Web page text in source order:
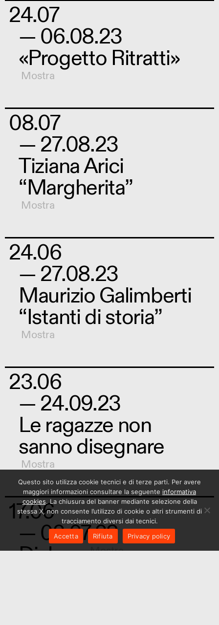
24.07
— 06.08.23
«Progetto Ritratti»
Mostra
08.07
— 27.08.23
Tiziana Arici
“Margherita”
Mostra
24.06
— 27.08.23
Maurizio Galimberti
“Istanti di storia”
Mostra
23.06
— 24.09.23
Le ragazze non
sanno disegnare
Mostra
17.06
— 02.07.23
DialogoMostra
Questo sito utilizza cookie tecnici e di terze parti. Per avere
maggiori informazioni consultare la seguente informativa
cookies. La chiusura del banner mediante selezione della
stessa X, non consente l’utilizzo di cookie o altri strumenti di
tracciamento diversi dai tecnici.
Accetta
Rifiuta Privacy policy